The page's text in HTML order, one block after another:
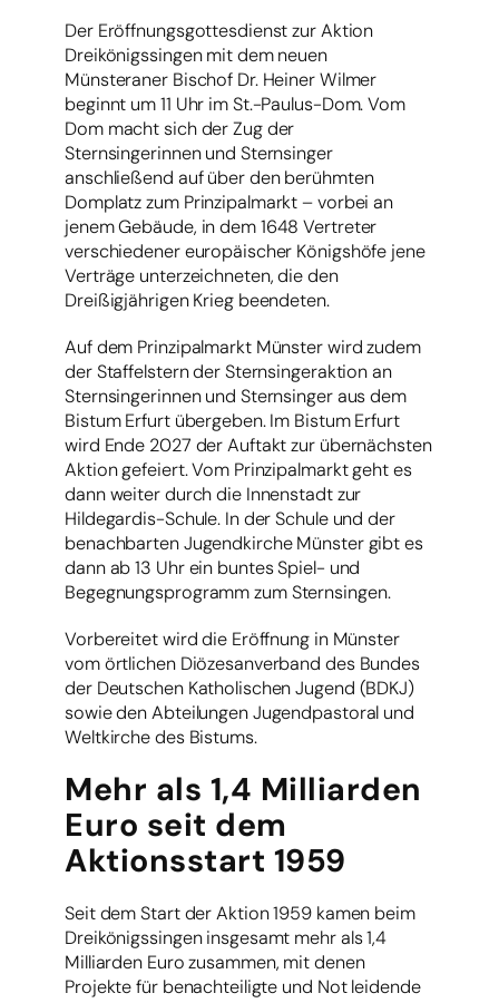
Der Eröffnungsgottesdienst zur Aktion
Dreikönigssingen mit dem neuen
Münsteraner Bischof Dr. Heiner Wilmer
beginnt um 11 Uhr im St.-Paulus-Dom. Vom
Dom macht sich der Zug der
Sternsingerinnen und Sternsinger
anschließend auf über den berühmten
Domplatz zum Prinzipalmarkt – vorbei an
jenem Gebäude, in dem 1648 Vertreter
verschiedener europäischer Königshöfe jene
Verträge unterzeichneten, die den
Dreißigjährigen Krieg beendeten.
Auf dem Prinzipalmarkt Münster wird zudem
der Staffelstern der Sternsingeraktion an
Sternsingerinnen und Sternsinger aus dem
Bistum Erfurt übergeben. Im Bistum Erfurt
wird Ende 2027 der Auftakt zur übernächsten
Aktion gefeiert. Vom Prinzipalmarkt geht es
dann weiter durch die Innenstadt zur
Hildegardis-Schule. In der Schule und der
benachbarten Jugendkirche Münster gibt es
dann ab 13 Uhr ein buntes Spiel- und
Begegnungsprogramm zum Sternsingen.
Vorbereitet wird die Eröffnung in Münster
vom örtlichen Diözesanverband des Bundes
der Deutschen Katholischen Jugend (BDKJ)
sowie den Abteilungen Jugendpastoral und
Weltkirche des Bistums.
Mehr als 1,4 Milliarden
Euro seit dem
Aktionsstart 1959
Seit dem Start der Aktion 1959 kamen beim
Dreikönigssingen insgesamt mehr als 1,4
Milliarden Euro zusammen, mit denen
Projekte für benachteiligte und Not leidende